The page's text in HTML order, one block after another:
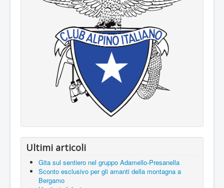
Ultimi articoli
Gita sul sentiero nel gruppo Adamello-Presanella
Sconto esclusivo per gli amanti della montagna a
Bergamo